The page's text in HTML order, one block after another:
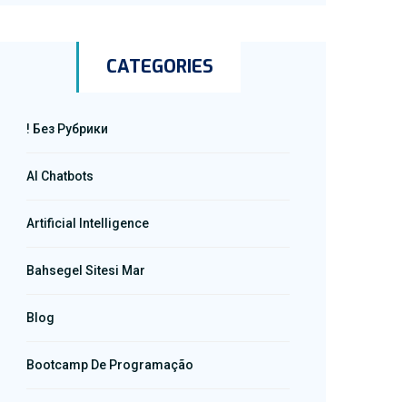
CATEGORIES
! Без Рубрики
AI Chatbots
Artificial Intelligence
Bahsegel Sitesi Mar
Blog
Bootcamp De Programação